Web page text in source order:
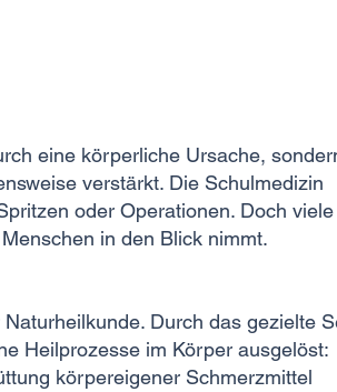
eine körperliche Ursache,
verstärkt. Die Schulmedizin
oder Operationen. Doch viele
in den Blick nimmt.
Durch das gezielte
Heilprozesse im Körper ausgelöst:
körpereigener Schmerzmittel